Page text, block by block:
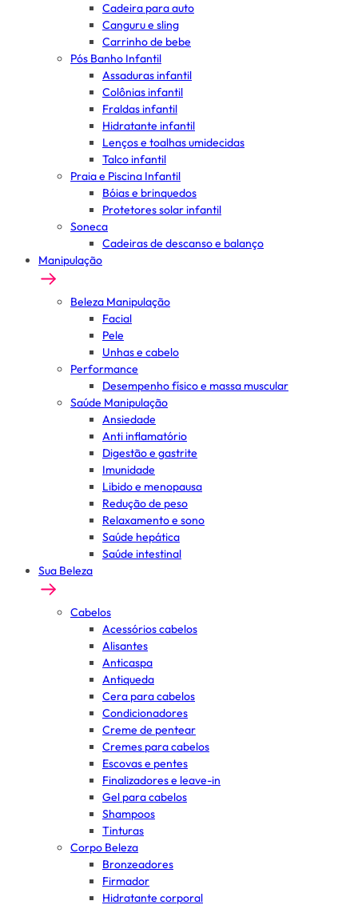
Cadeira para auto
Canguru e sling
Carrinho de bebe
Pós Banho Infantil
Assaduras infantil
Colônias infantil
Fraldas infantil
Hidratante infantil
Lenços e toalhas umidecidas
Talco infantil
Praia e Piscina Infantil
Bóias e brinquedos
Protetores solar infantil
Soneca
Cadeiras de descanso e balanço
Manipulação
Beleza Manipulação
Facial
Pele
Unhas e cabelo
Performance
Desempenho físico e massa muscular
Saúde Manipulação
Ansiedade
Anti inflamatório
Digestão e gastrite
Imunidade
Libido e menopausa
Redução de peso
Relaxamento e sono
Saúde hepática
Saúde intestinal
Sua Beleza
Cabelos
Acessórios cabelos
Alisantes
Anticaspa
Antiqueda
Cera para cabelos
Condicionadores
Creme de pentear
Cremes para cabelos
Escovas e pentes
Finalizadores e leave-in
Gel para cabelos
Shampoos
Tinturas
Corpo Beleza
Bronzeadores
Firmador
Hidratante corporal